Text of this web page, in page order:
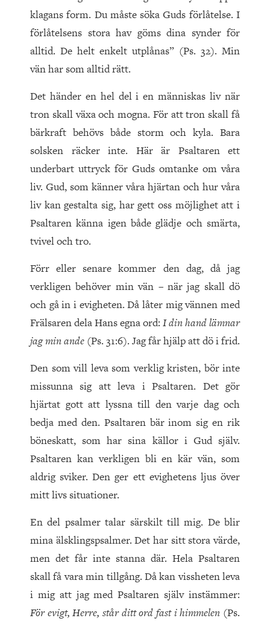
klagans form. Du måste söka Guds förlåtelse. I
förlåtelsens stora hav göms dina synder för
alltid. De helt enkelt utplånas” (Ps. 32). Min
vän har som alltid rätt.
Det händer en hel del i en människas liv när
tron skall växa och mogna. För att tron skall få
bärkraft behövs både storm och kyla. Bara
solsken räcker inte. Här är Psaltaren ett
underbart uttryck för Guds omtanke om våra
liv. Gud, som känner våra hjärtan och hur våra
liv kan gestalta sig, har gett oss möjlighet att i
Psaltaren känna igen både glädje och smärta,
tvivel och tro.
Förr eller senare kommer den dag, då jag
verkligen behöver min vän – när jag skall dö
och gå in i evigheten. Då låter mig vännen med
Frälsaren dela Hans egna ord: I din hand lämnar
jag min ande (Ps. 31:6). Jag får hjälp att dö i frid.
Den som vill leva som verklig kristen, bör inte
missunna sig att leva i Psaltaren. Det gör
hjärtat gott att lyssna till den varje dag och
bedja med den. Psaltaren bär inom sig en rik
böneskatt, som har sina källor i Gud själv.
Psaltaren kan verkligen bli en kär vän, som
aldrig sviker. Den ger ett evighetens ljus över
mitt livs situationer.
En del psalmer talar särskilt till mig. De blir
mina älsklingspsalmer. Det har sitt stora värde,
men det får inte stanna där. Hela Psaltaren
skall få vara min tillgång. Då kan vissheten leva
i mig att jag med Psaltaren själv instämmer:
För evigt, Herre, står ditt ord fast i himmelen (Ps.